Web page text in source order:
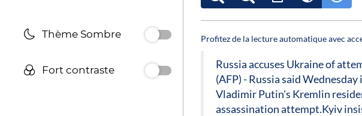
Thème Sombre
Fort contraste
Profitez de la lecture automatique avec
Russia accuses Ukraine of
(AFP) - Russia said
Vladimir Putin's Kremlin
assassination attempt.Kyiv